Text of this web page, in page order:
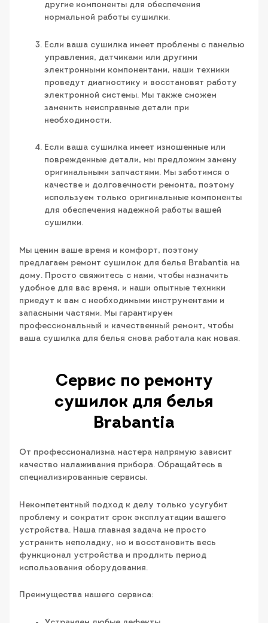
другие компоненты для обеспечения
нормальной работы сушилки.
Если ваша сушилка имеет проблемы с панелью
управления, датчиками или другими
электронными компонентами, наши техники
проведут диагностику и восстановят работу
электронной системы. Мы также сможем
заменить неисправные детали при
необходимости.
Если ваша сушилка имеет изношенные или
поврежденные детали, мы предложим замену
оригинальными запчастями. Мы заботимся о
качестве и долговечности ремонта, поэтому
используем только оригинальные компоненты
для обеспечения надежной работы вашей
сушилки.
Мы ценим ваше время и комфорт, поэтому
предлагаем ремонт сушилок для белья Brabantia на
дому. Просто свяжитесь с нами, чтобы назначить
удобное для вас время, и наши опытные техники
приедут к вам с необходимыми инструментами и
запасными частями. Мы гарантируем
профессиональный и качественный ремонт, чтобы
ваша сушилка для белья снова работала как новая.
Сервис по ремонту
сушилок для белья
Brabantia​
От профессионализма мастера напрямую зависит
качество налаживания прибора. Обращайтесь в
специализированные сервисы.
Некомпетентный подход к делу только усугубит
проблему и сократит срок эксплуатации вашего
устройства. Наша главная задача не просто
устранить неполадку, но и восстановить весь
функционал устройства и продлить период
использования оборудования.
Преимущества нашего сервиса: